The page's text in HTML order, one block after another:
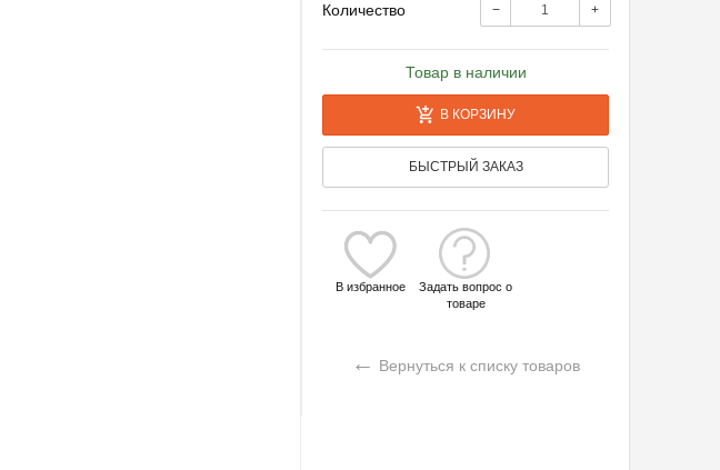
Количество − +
Товар в наличии
В КОРЗИНУ
БЫСТРЫЙ ЗАКАЗ
В избранное
Задать вопрос о
товаре
← Вернуться к списку товаров